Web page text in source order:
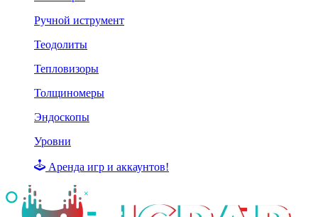
Ручной иструмент
Теодолиты
Тепловизоры
Толщиномеры
Эндоскопы
Уровни
Аренда игр и аккаунтов!